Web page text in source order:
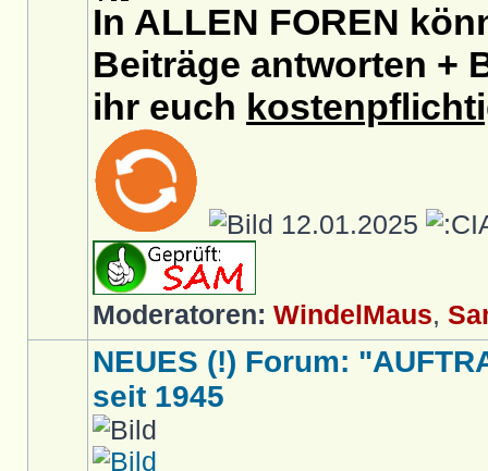
In ALLEN FOREN
Beiträge antworten +
ihr euch
12.01.2025
Moderatoren: WindelMaus,
NEUES (!) Forum:
seit 1945